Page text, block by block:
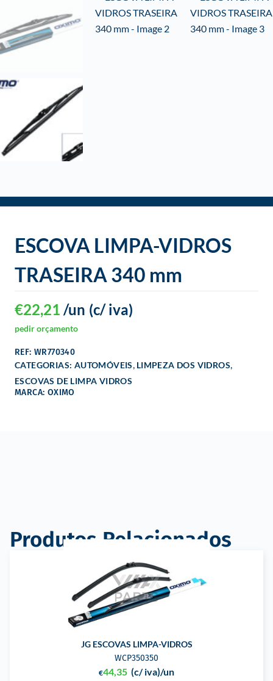
ESCOVA LIMPA-VIDROS
TRASEIRA 340 mm
€22,21 (c/ iva)
/un
pedir orçamento
REF: WR770340
CATEGORIAS: AUTOMÓVEIS, LIMPEZA DOS VIDROS,
ESCOVAS DE LIMPA VIDROS
MARCA: OXIMO
Produtos Relacionados
JG ESCOVAS LIMPA-VIDROS
WCP350350
€44,35 (c/ iva)/un